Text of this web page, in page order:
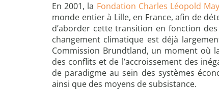
En 2001, la Fondation Charles Léopold
monde entier à Lille, en France, afin de
d’aborder cette transition en fonction
changement climatique est déjà
Commission Brundtland, un moment où
des conflits et de l’accroissement des
de paradigme au sein des systèmes
ainsi que des moyens de subsistance.